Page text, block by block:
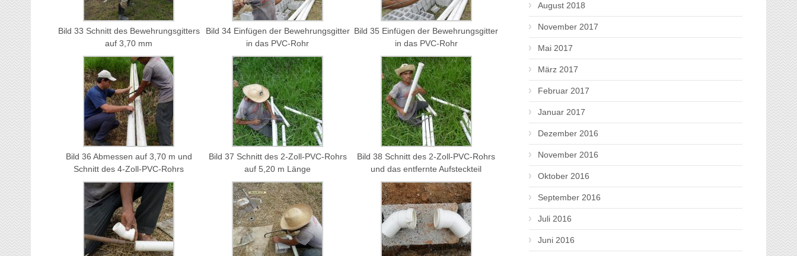
Bild 33 Schnitt des Bewehrungsgitters
auf 3,70 mm
Bild 34 Einfügen der Bewehrungsgitter
in das PVC-Rohr
Bild 35 Einfügen der Bewehrungsgitter
in das PVC-Rohr
Bild 36 Abmessen auf 3,70 m und
Schnitt des 4-Zoll-PVC-Rohrs
Bild 37 Schnitt des 2-Zoll-PVC-Rohrs
auf 5,20 m Länge
Bild 38 Schnitt des 2-Zoll-PVC-Rohrs
und das entfernte Aufsteckteil
August 2018
November 2017
Mai 2017
März 2017
Februar 2017
Januar 2017
Dezember 2016
November 2016
Oktober 2016
September 2016
Juli 2016
Juni 2016